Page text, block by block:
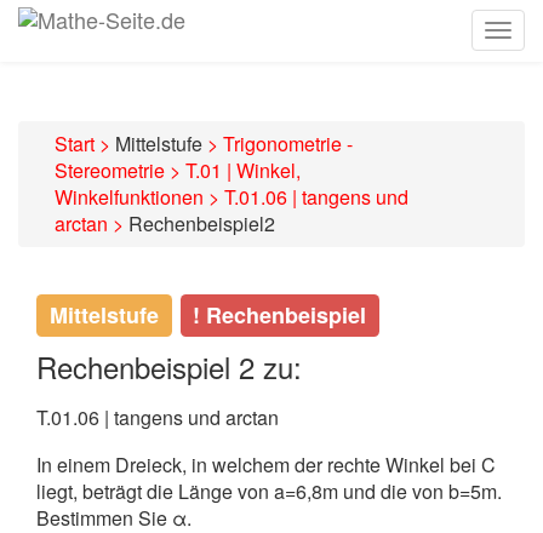
Start > Mittelstufe > Trigonometrie -
Stereometrie > T.01 | Winkel,
Winkelfunktionen > T.01.06 | tangens und
arctan > Rechenbeispiel2
Mittelstufe ! Rechenbeispiel
Rechenbeispiel 2 zu:
T.01.06 | tangens und arctan
In einem Dreieck, in welchem der rechte Winkel bei C
liegt, beträgt die Länge von a=6,8m und die von b=5m.
Bestimmen Sie α.